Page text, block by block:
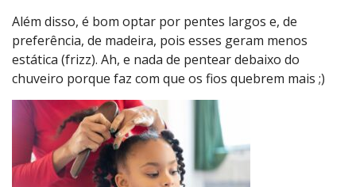
Além disso, é bom optar por pentes largos e, de
preferência, de madeira, pois esses geram menos
estática (frizz). Ah, e nada de pentear debaixo do
chuveiro porque faz com que os fios quebrem mais ;)